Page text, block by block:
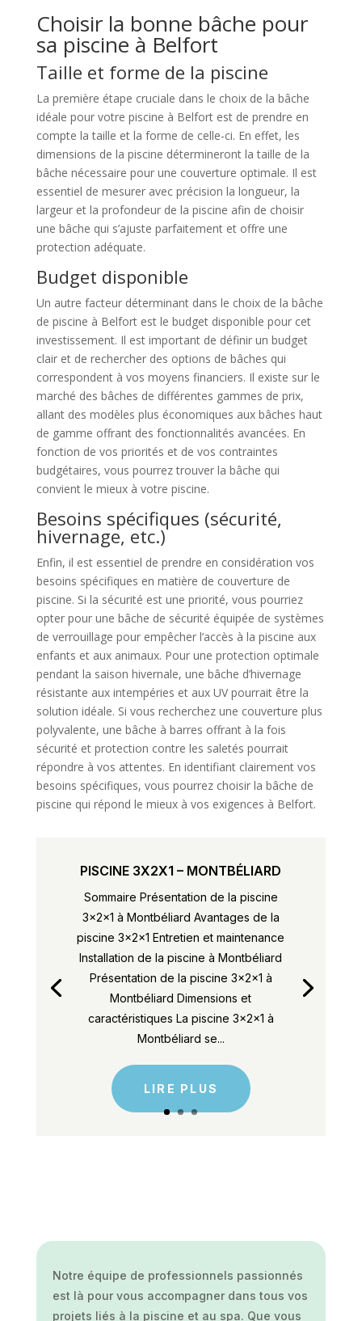
Choisir la bonne bâche pour
sa piscine à Belfort
Taille et forme de la piscine
La première étape cruciale dans le choix de la bâche
idéale pour votre piscine à Belfort est de prendre en
compte la taille et la forme de celle-ci. En effet, les
dimensions de la piscine détermineront la taille de la
bâche nécessaire pour une couverture optimale. Il est
essentiel de mesurer avec précision la longueur, la
largeur et la profondeur de la piscine afin de choisir
une bâche qui s’ajuste parfaitement et offre une
protection adéquate.
Budget disponible
Un autre facteur déterminant dans le choix de la bâche
de piscine à Belfort est le budget disponible pour cet
investissement. Il est important de définir un budget
clair et de rechercher des options de bâches qui
correspondent à vos moyens financiers. Il existe sur le
marché des bâches de différentes gammes de prix,
allant des modèles plus économiques aux bâches haut
de gamme offrant des fonctionnalités avancées. En
fonction de vos priorités et de vos contraintes
budgétaires, vous pourrez trouver la bâche qui
convient le mieux à votre piscine.
Besoins spécifiques (sécurité,
hivernage, etc.)
Enfin, il est essentiel de prendre en considération vos
besoins spécifiques en matière de couverture de
piscine. Si la sécurité est une priorité, vous pourriez
opter pour une bâche de sécurité équipée de systèmes
de verrouillage pour empêcher l’accès à la piscine aux
enfants et aux animaux. Pour une protection optimale
pendant la saison hivernale, une bâche d’hivernage
résistante aux intempéries et aux UV pourrait être la
solution idéale. Si vous recherchez une couverture plus
polyvalente, une bâche à barres offrant à la fois
sécurité et protection contre les saletés pourrait
répondre à vos attentes. En identifiant clairement vos
besoins spécifiques, vous pourrez choisir la bâche de
piscine qui répond le mieux à vos exigences à Belfort.
PISCINE 3X2X1 – MONTBÉLIARD
Sommaire Présentation de la piscine
3x2x1 à Montbéliard Avantages de la
piscine 3x2x1 Entretien et maintenance
Installation de la piscine à Montbéliard
Présentation de la piscine 3x2x1 à
Montbéliard Dimensions et
caractéristiques La piscine 3x2x1 à
Montbéliard se...
LIRE PLUS
Notre équipe de professionnels passionnés
est là pour vous accompagner dans tous vos
projets liés à la piscine et au spa. Que vous